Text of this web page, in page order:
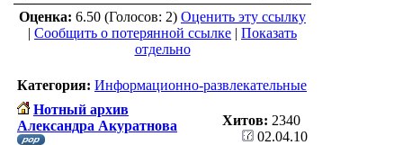
Оценка: 6.50 (Голосов: 2) Оценить эту ссылку
| Сообщить о потерянной ссылке | Показать
отдельно
Категория: Информационно-развлекательные
Нотный архив
Александра Акуратнова
Хитов: 2340
02.04.10